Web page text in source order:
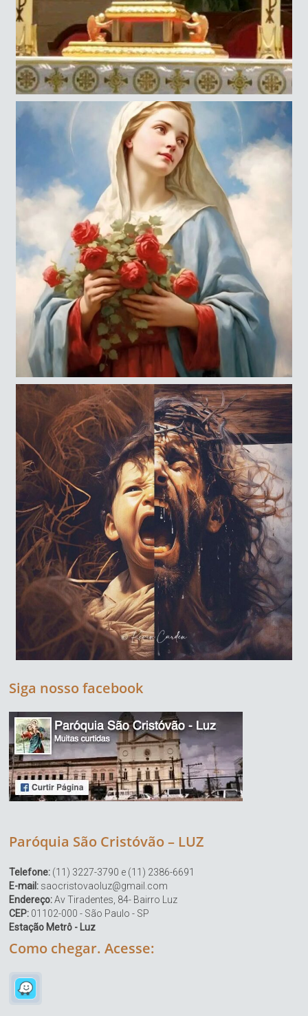
Siga nosso facebook
Paróquia São Cristóvão – LUZ
Telefone: (11) 3227-3790 e (11) 2386-6691
E-mail: saocristovaoluz@gmail.com
Endereço:Av Tiradentes, 84- Bairro Luz
CEP: 01102-000 - São Paulo - SP
Estação Metrô - Luz
Como chegar. Acesse: